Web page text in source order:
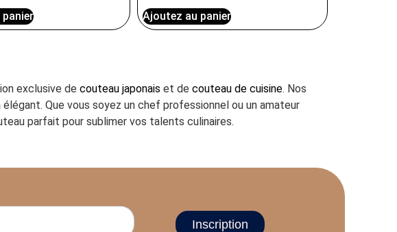
Ajoutez au panier
exclusive de couteau japonais et de couteau de cuisine. Nos
Que vous soyez un chef professionnel ou un amateur
parfait pour sublimer vos talents culinaires.
Inscription